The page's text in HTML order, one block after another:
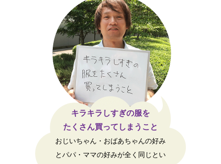
キラキラしすぎの服を
たくさん買ってしまうこと
おじいちゃん・おばあちゃんの好み
とパパ・ママの好みが全く同じとい